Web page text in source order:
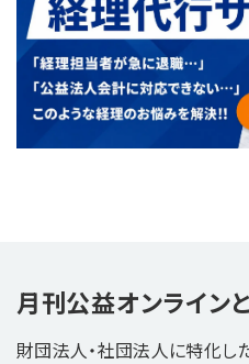
月刊公益オンライン
財団法人・社団法人に特化し